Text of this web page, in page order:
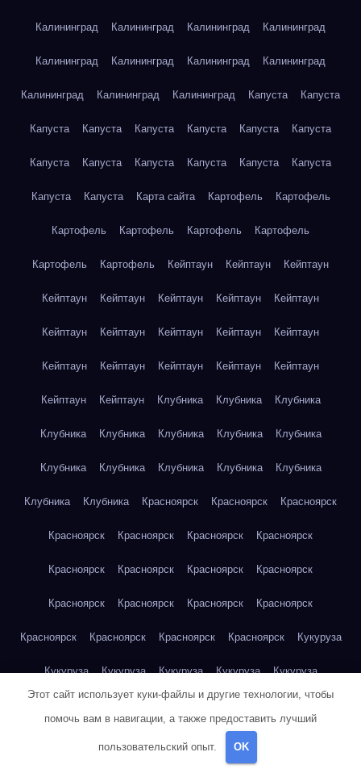
Калининград Калининград Калининград Калининград
Калининград Калининград Калининград Калининград
Калининград Калининград Калининград Капуста Капуста
Капуста Капуста Капуста Капуста Капуста Капуста
Капуста Капуста Капуста Капуста Капуста Капуста
Капуста Капуста Карта сайта Картофель Картофель
Картофель Картофель Картофель Картофель
Картофель Картофель Кейптаун Кейптаун Кейптаун
Кейптаун Кейптаун Кейптаун Кейптаун Кейптаун
Кейптаун Кейптаун Кейптаун Кейптаун Кейптаун
Кейптаун Кейптаун Кейптаун Кейптаун Кейптаун
Кейптаун Кейптаун Клубника Клубника Клубника
Клубника Клубника Клубника Клубника Клубника
Клубника Клубника Клубника Клубника Клубника
Клубника Клубника Красноярск Красноярск Красноярск
Красноярск Красноярск Красноярск Красноярск
Красноярск Красноярск Красноярск Красноярск
Красноярск Красноярск Красноярск Красноярск
Красноярск Красноярск Красноярск Красноярск Кукуруза
Кукуруза Кукуруза Кукуруза Кукуруза Кукуруза
Этот сайт использует куки-файлы и другие технологии, чтобы
помочь вам в навигации, а также предоставить лучший
пользовательский опыт. OK